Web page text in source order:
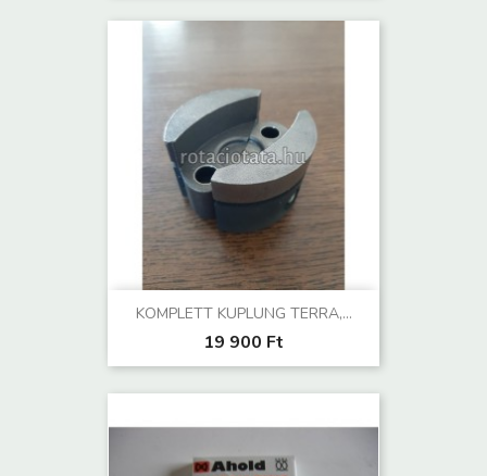
KOMPLETT KUPLUNG TERRA,...
19 900 Ft